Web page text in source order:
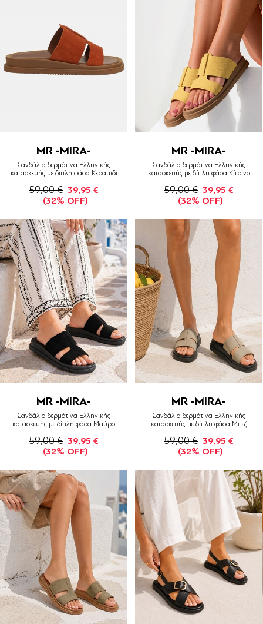
MR -MIRA-
Σανδάλια δερμάτινα Ελληνικής
κατασκευής με δίπλη φάσα Κεραμιδί
59,00 € 39,95 €
(32% OFF)
MR -MIRA-
Σανδάλια δερμάτινα Ελληνικής
κατασκευής με δίπλη φάσα Κίτρινο
59,00 € 39,95 €
(32% OFF)
MR -MIRA-
Σανδάλια δερμάτινα Ελληνικής
κατασκευής με δίπλη φάσα Μαύρο
59,00 € 39,95 €
(32% OFF)
MR -MIRA-
Σανδάλια δερμάτινα Ελληνικής
κατασκευής με δίπλη φάσα Μπεζ
59,00 € 39,95 €
(32% OFF)